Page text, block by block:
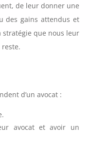
de leur donner une
des gains attendus et
stratégie que nous leur
d’un avocat :
avocat et avoir un